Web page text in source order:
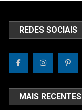
REDES SOCIAIS
MAIS RECENTES